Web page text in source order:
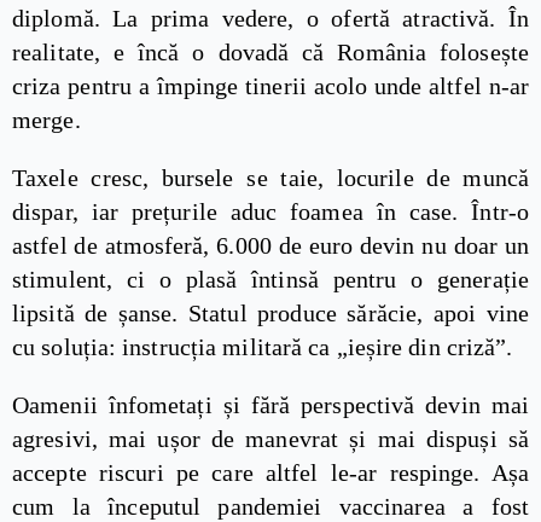
diplomă. La prima vedere, o ofertă atractivă. În
realitate, e încă o dovadă că România folosește
criza pentru a împinge tinerii acolo unde altfel n-ar
merge.
Taxele cresc, bursele se taie, locurile de muncă
dispar, iar prețurile aduc foamea în case. Într-o
astfel de atmosferă, 6.000 de euro devin nu doar un
stimulent, ci o plasă întinsă pentru o generație
lipsită de șanse. Statul produce sărăcie, apoi vine
cu soluția: instrucția militară ca „ieșire din criză”.
Oamenii înfometați și fără perspectivă devin mai
agresivi, mai ușor de manevrat și mai dispuși să
accepte riscuri pe care altfel le-ar respinge. Așa
cum la începutul pandemiei vaccinarea a fost